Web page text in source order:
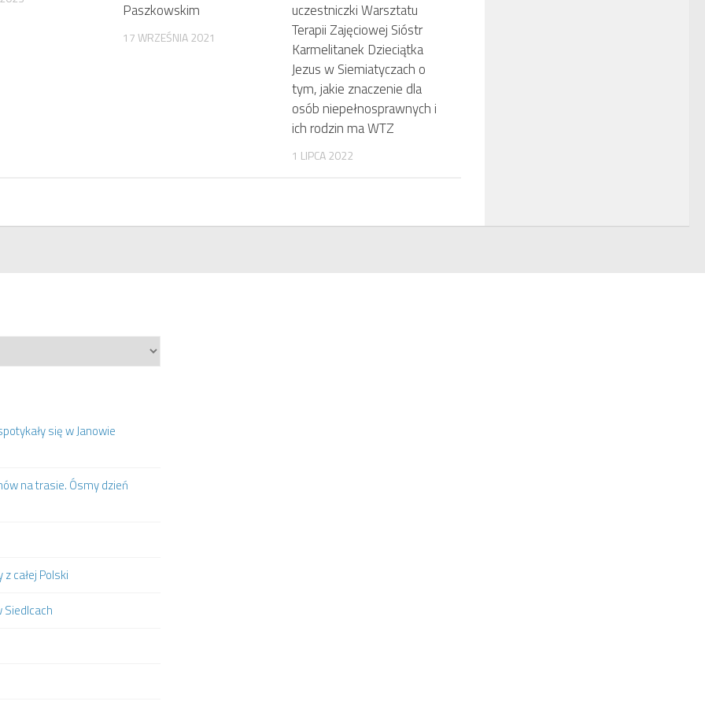
Paszkowskim
17 WRZEŚNIA 2021
uczestniczki Warsztatu
Terapii Zajęciowej Sióstr
Karmelitanek Dzieciątka
Jezus w Siemiatyczach o
tym, jakie znaczenie dla
osób niepełnosprawnych i
ich rodzin ma WTZ
1 LIPCA 2022
się w Janowie
na trasie. Ósmy dzień
całej Polski
Siedlcach